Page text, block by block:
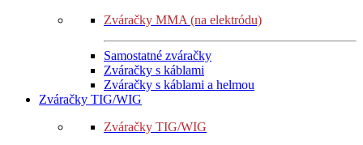
Zváračky MMA (na elektródu)
Samostatné zváračky
Zváračky s káblami
Zváračky s káblami a helmou
Zváračky TIG/WIG
Zváračky TIG/WIG